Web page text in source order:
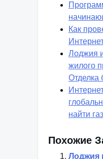
Как
Лоджия
жилого
Отделка
найти
Похожие
Лоджия